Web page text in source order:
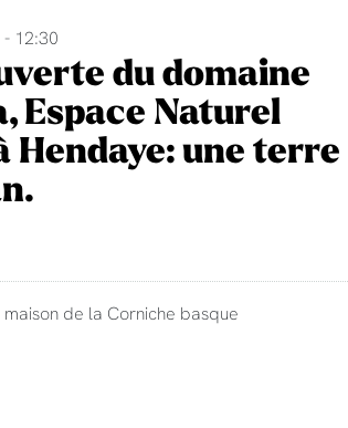
12:30
du domaine
Espace Naturel
Hendaye: une terre
de la Corniche basque